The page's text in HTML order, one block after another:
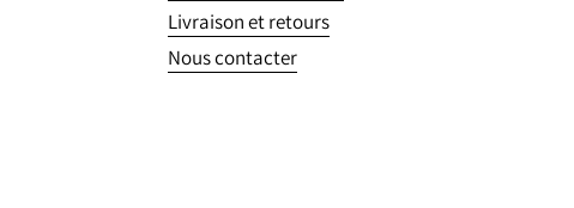
Livraison et retours
Nous contacter